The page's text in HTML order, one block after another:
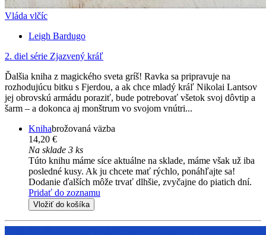
Vláda vlčíc
Leigh Bardugo
2. diel série Zjazvený kráľ
Ďalšia kniha z magického sveta gríš! Ravka sa pripravuje na
rozhodujúcu bitku s Fjerdou, a ak chce mladý kráľ Nikolai Lantsov
jej obrovskú armádu poraziť, bude potrebovať všetok svoj dôvtip a
šarm – a dokonca aj monštrum vo svojom vnútri...
Knihabrožovaná väzba
14,20 €
Na sklade 3 ks
Túto knihu máme síce aktuálne na sklade, máme však už iba
posledné kusy. Ak ju chcete mať rýchlo, ponáhľajte sa!
Dodanie ďalších môže trvať dlhšie, zvyčajne do piatich dní.
Pridať do zoznamu
Vložiť do košíka